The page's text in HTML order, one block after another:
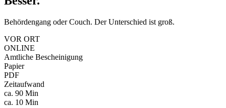
Behördengang oder Couch. Der Unterschied ist groß.
VOR ORT
ONLINE
Amtliche Bescheinigung
Papier
PDF
Zeitaufwand
ca. 90 Min
ca. 10 Min